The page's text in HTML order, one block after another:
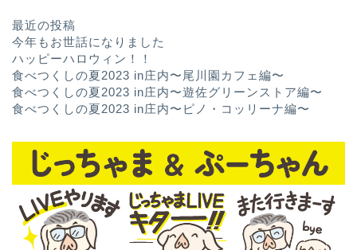
最近の投稿
今年もお世話になりました
ハッピーハロウィン！！
食べつくしの夏2023 in庄内〜尾川園カフェ編〜
食べつくしの夏2023 in庄内〜遊佐グリーンストア編〜
食べつくしの夏2023 in庄内〜ピノ・コッリーナ編〜
ホーム